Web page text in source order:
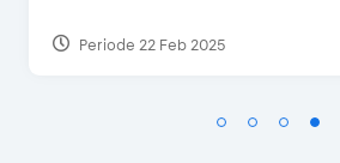
22 Feb 2025